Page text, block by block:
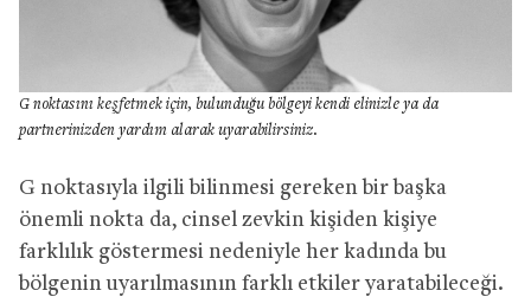
G noktasını keşfetmek için, bulunduğu bölgeyi kendi elinizle ya da
partnerinizden yardım alarak uyarabilirsiniz.
G noktasıyla ilgili bilinmesi gereken bir başka
önemli nokta da, cinsel zevkin kişiden kişiye
farklılık göstermesi nedeniyle her kadında bu
bölgenin uyarılmasının farklı etkiler yaratabileceği.